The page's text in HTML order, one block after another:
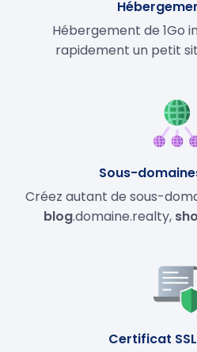
Hébergement de 1Go
rapidement un petit
Sous-
Créez autant de sous-
blog.domaine.realty,
Certificat